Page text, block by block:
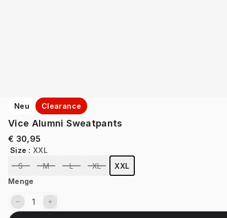
Neu Clearance
Vice Alumni Sweatpants
€ 30,95
Size : XXL
S
M L XL
XXL
Menge